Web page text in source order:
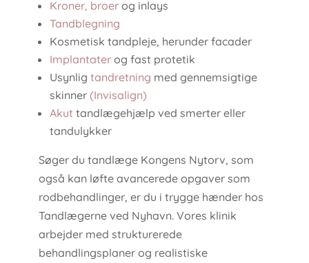
Kroner, broerog inlays
Tandblegning
Kosmetisk tandpleje, herunder facader
Implantaterog fast protetik
Usynlig tandretning med gennemsigtige
skinner (Invisalign)
Akut tandlægehjælp ved smerter eller
tandulykker
Søger du tandlæge Kongens Nytorv, som
også kan løfte avancerede opgaver som
rodbehandlinger, er du i trygge hænder hos
Tandlægerne ved Nyhavn. Vores klinik
arbejder med strukturerede
behandlingsplaner og realistiske